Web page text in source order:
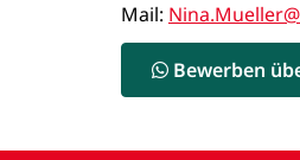
Mail:
Bewerben